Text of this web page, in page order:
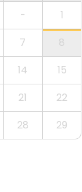
-
1
7
8
14
15
21
22
28
29